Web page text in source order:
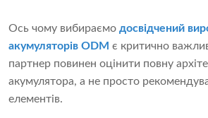
Ось чому вибираємо досвідчений
акумуляторів ODM є критично
партнер повинен оцінити повну
акумулятора, а не просто
елементів.